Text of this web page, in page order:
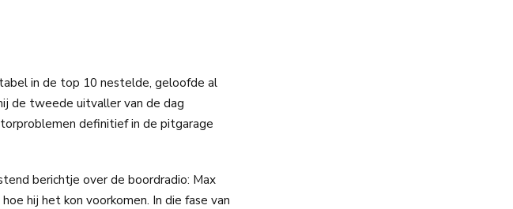
in de top 10 nestelde, geloofde al
de tweede uitvaller van de dag
definitief in de pitgarage
berichtje over de boordradio: Max
hij het kon voorkomen. In die fase van